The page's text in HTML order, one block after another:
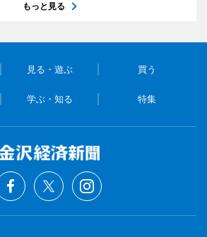
もっと見る
見る・遊ぶ 買う
学ぶ・知る 特集